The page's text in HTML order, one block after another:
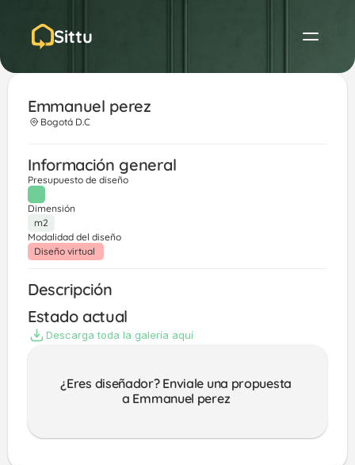
Sittu
Emmanuel perez
Bogotá D.C
Información general
Presupuesto de diseño
Dimensión
m2
Modalidad del diseño
Diseño virtual
Descripción
Estado actual
Descarga toda la galería aquí
¿Eres diseñador? Enviale una propuesta
a Emmanuel perez